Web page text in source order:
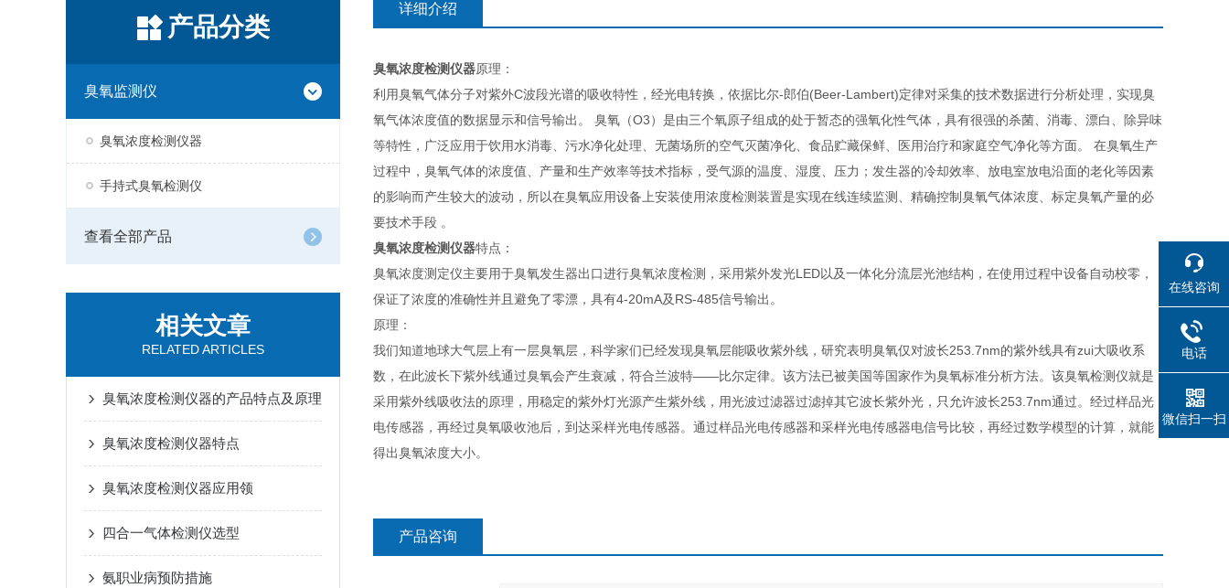
产品分类
臭氧监测仪
臭氧浓度检测仪器
手持式臭氧检测仪
查看全部产品
相关文章
RELATED ARTICLES
臭氧浓度检测仪器的产品特点及原理
臭氧浓度检测仪器特点
臭氧浓度检测仪器应用领
四合一气体检测仪选型
氨职业病预防措施
详细介绍
臭氧浓度检测仪器原理：
利用臭氧气体分子对紫外C波段光谱的吸收特性，经光电转换，依据比尔-郎伯(Beer-Lambert)定律对采集的技术数据进行分析处理，实现臭
氧气体浓度值的数据显示和信号输出。 臭氧（O3）是由三个氧原子组成的处于暂态的强氧化性气体，具有很强的杀菌、消毒、漂白、除异味
等特性，广泛应用于饮用水消毒、污水净化处理、无菌场所的空气灭菌净化、食品贮藏保鲜、医用治疗和家庭空气净化等方面。 在臭氧生产
过程中，臭氧气体的浓度值、产量和生产效率等技术指标，受气源的温度、湿度、压力；发生器的冷却效率、放电室放电沿面的老化等因素
的影响而产生较大的波动，所以在臭氧应用设备上安装使用浓度检测装置是实现在线连续监测、精确控制臭氧气体浓度、标定臭氧产量的必
要技术手段 。
臭氧浓度检测仪器特点：
臭氧浓度测定仪主要用于臭氧发生器出口进行臭氧浓度检测，采用紫外发光LED以及一体化分流层光池结构，在使用过程中设备自动校零，
保证了浓度的准确性并且避免了零漂，具有4-20mA及RS-485信号输出。
原理：
我们知道地球大气层上有一层臭氧层，科学家们已经发现臭氧层能吸收紫外线，研究表明臭氧仅对波长253.7nm的紫外线具有zui大吸收系
数，在此波长下紫外线通过臭氧会产生衰减，符合兰波特——比尔定律。该方法已被美国等国家作为臭氧标准分析方法。该臭氧检测仪就是
采用紫外线吸收法的原理，用稳定的紫外灯光源产生紫外线，用光波过滤器过滤掉其它波长紫外光，只允许波长253.7nm通过。经过样品光
电传感器，再经过臭氧吸收池后，到达采样光电传感器。通过样品光电传感器和采样光电传感器电信号比较，再经过数学模型的计算，就能
得出臭氧浓度大小。
产品咨询
在线咨询
电话
微信扫一扫